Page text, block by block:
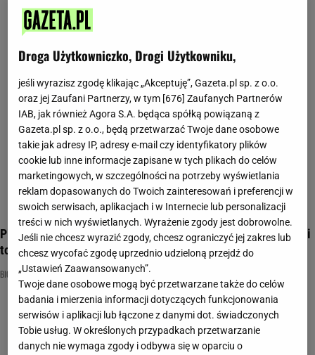
bigos
Pierogi, bigos i gzik. Dobrze znasz polską kuchnię? Sprawdzi
to ten quiz
BIGOS GOTOWANIE KUCHNIA POLSKA
Droga Użytkowniczko, Drogi Użytkowniku,
jeśli wyrazisz zgodę klikając „Akceptuję”, Gazeta.pl sp. z o.o.
oraz jej Zaufani Partnerzy, w tym [676] Zaufanych Partnerów
IAB, jak również Agora S.A. będąca spółką powiązaną z
Gazeta.pl sp. z o.o., będą przetwarzać Twoje dane osobowe
takie jak adresy IP, adresy e-mail czy identyfikatory plików
cookie lub inne informacje zapisane w tych plikach do celów
marketingowych, w szczególności na potrzeby wyświetlania
reklam dopasowanych do Twoich zainteresowań i preferencji w
swoich serwisach, aplikacjach i w Internecie lub personalizacji
treści w nich wyświetlanych. Wyrażenie zgody jest dobrowolne.
Jeśli nie chcesz wyrazić zgody, chcesz ograniczyć jej zakres lub
chcesz wycofać zgodę uprzednio udzieloną przejdź do
„Ustawień Zaawansowanych”.
Twoje dane osobowe mogą być przetwarzane także do celów
badania i mierzenia informacji dotyczących funkcjonowania
serwisów i aplikacji lub łączone z danymi dot. świadczonych
Tobie usług. W określonych przypadkach przetwarzanie
danych nie wymaga zgody i odbywa się w oparciu o